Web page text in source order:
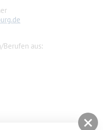
aus: